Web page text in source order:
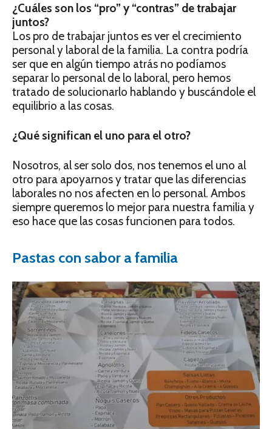
¿Cuáles son los “pro” y “contras” de trabajar
juntos?
Los pro de trabajar juntos es ver el crecimiento
personal y laboral de la familia. La contra podría
ser que en algún tiempo atrás no podíamos
separar lo personal de lo laboral, pero hemos
tratado de solucionarlo hablando y buscándole el
equilibrio a las cosas.
¿Qué significan el uno para el otro?
Nosotros, al ser solo dos, nos tenemos el uno al
otro para apoyarnos y tratar que las diferencias
laborales no nos afecten en lo personal. Ambos
siempre queremos lo mejor para nuestra familia y
eso hace que las cosas funcionen para todos.
Pastas con sabor a familia